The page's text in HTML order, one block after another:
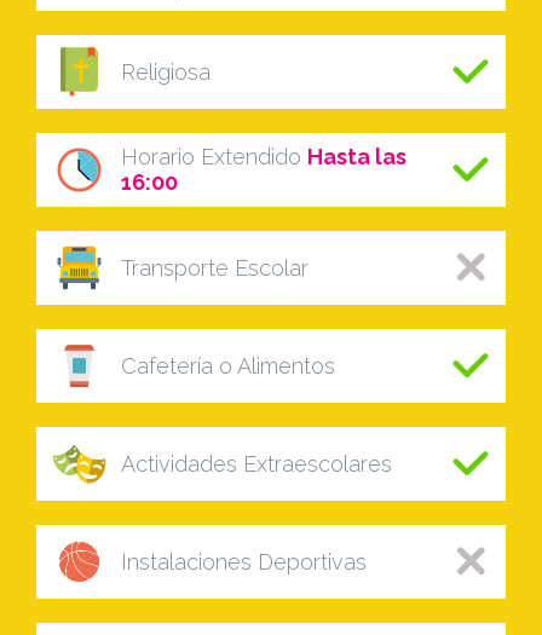
Religiosa
Horario Extendido Hasta las
16:00
Transporte Escolar
Cafetería o Alimentos
Actividades Extraescolares
Instalaciones Deportivas